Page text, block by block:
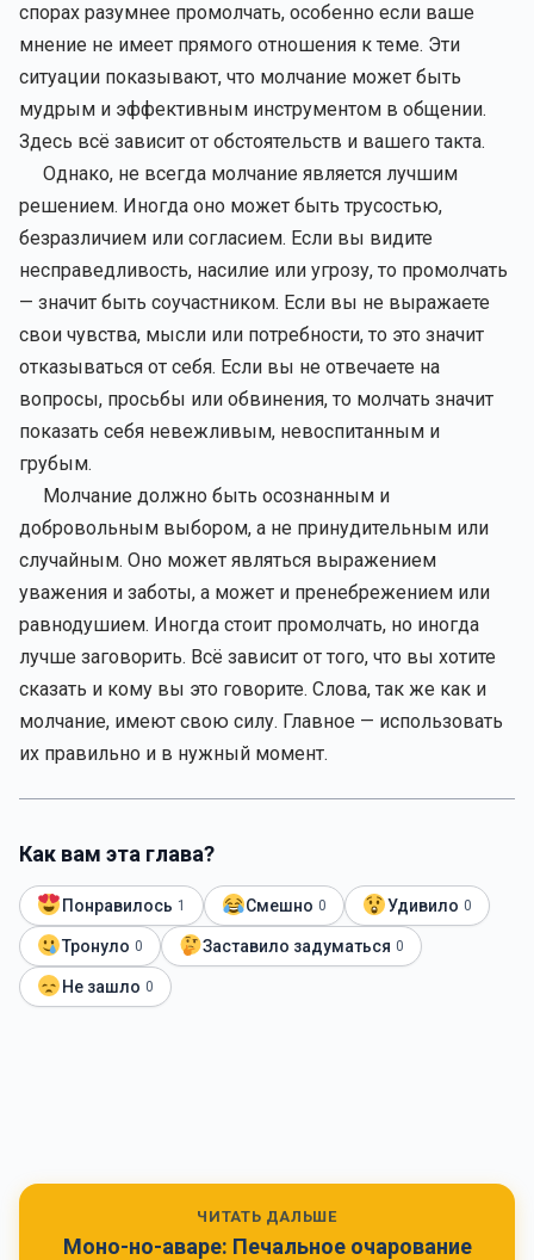
спорах разумнее промолчать, особенно если ваше
мнение не имеет прямого отношения к теме. Эти
ситуации показывают, что молчание может быть
мудрым и эффективным инструментом в общении.
Здесь всё зависит от обстоятельств и вашего такта.
Однако, не всегда молчание является лучшим
решением. Иногда оно может быть трусостью,
безразличием или согласием. Если вы видите
несправедливость, насилие или угрозу, то промолчать
— значит быть соучастником. Если вы не выражаете
свои чувства, мысли или потребности, то это значит
отказываться от себя. Если вы не отвечаете на
вопросы, просьбы или обвинения, то молчать значит
показать себя невежливым, невоспитанным и
грубым.
Молчание должно быть осознанным и
добровольным выбором, а не принудительным или
случайным. Оно может являться выражением
уважения и заботы, а может и пренебрежением или
равнодушием. Иногда стоит промолчать, но иногда
лучше заговорить. Всё зависит от того, что вы хотите
сказать и кому вы это говорите. Слова, так же как и
молчание, имеют свою силу. Главное — использовать
их правильно и в нужный момент.
Как вам эта глава?
Понравилось 1 Смешно 0 Удивило 0
Тронуло 0 Заставило задуматься 0
Не зашло 0
ЧИТАТЬ ДАЛЬШЕ
Моно-но-аваре: Печальное очарование